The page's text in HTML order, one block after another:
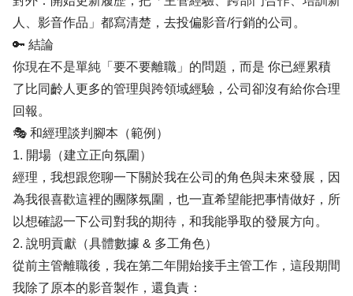
人、影音作品」都寫清楚，去投偏影音/行銷的公司。
🔑 結論
你現在不是單純「要不要離職」的問題，而是 你已經累積
了比同齡人更多的管理與跨領域經驗，公司卻沒有給你合理
回報。
🎭 和經理談判腳本（範例）
1. 開場（建立正向氛圍）
經理，我想跟您聊一下關於我在公司的角色與未來發展，因
為我很喜歡這裡的團隊氛圍，也一直希望能把事情做好，所
以想確認一下公司對我的期待，和我能爭取的發展方向。
2. 說明貢獻（具體數據 & 多工角色）
從前主管離職後，我在第二年開始接手主管工作，這段期間
我除了原本的影音製作，還負責：